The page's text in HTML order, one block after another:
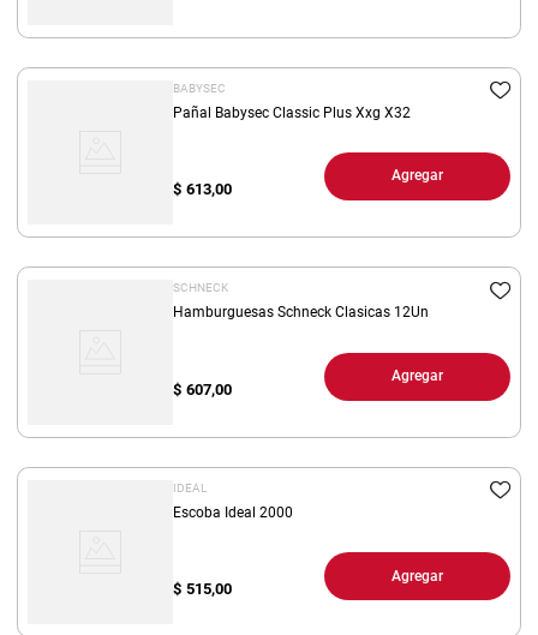
BABYSEC
Pañal Babysec Classic Plus Xxg X32
$ 613,00
Agregar
SCHNECK
Hamburguesas Schneck Clasicas 12Un
$ 607,00
Agregar
IDEAL
Escoba Ideal 2000
$ 515,00
Agregar